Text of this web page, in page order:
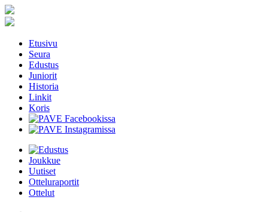
Etusivu
Seura
Edustus
Juniorit
Historia
Linkit
Koris
Joukkue
Uutiset
Otteluraportit
Ottelut